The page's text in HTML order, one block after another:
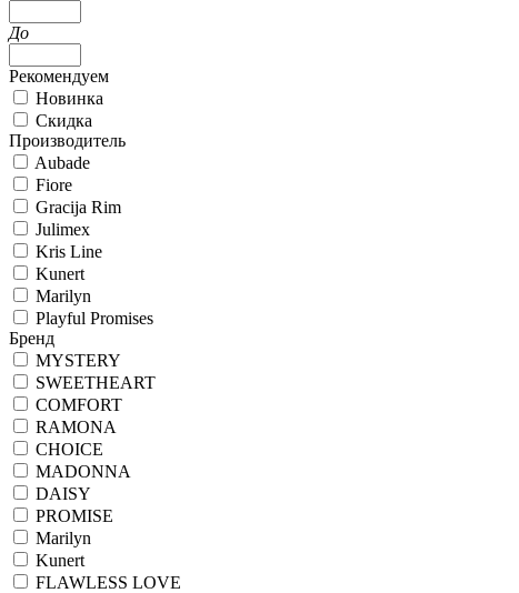
До
Рекомендуем
Новинка
Скидка
Производитель
Aubade
Fiore
Gracija Rim
Julimex
Kris Line
Kunert
Marilyn
Playful Promises
Бренд
MYSTERY
SWEETHEART
COMFORT
RAMONA
CHOICE
MADONNA
DAISY
PROMISE
Marilyn
Kunert
FLAWLESS LOVE